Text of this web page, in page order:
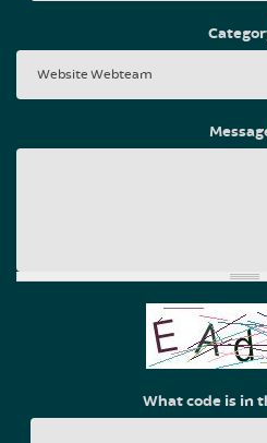
What code is in